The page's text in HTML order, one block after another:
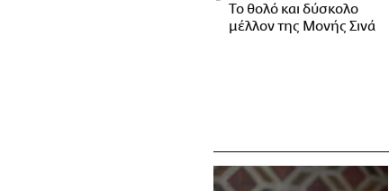
Το θολό και δύσκολο
μέλλον της Μονής Σινά